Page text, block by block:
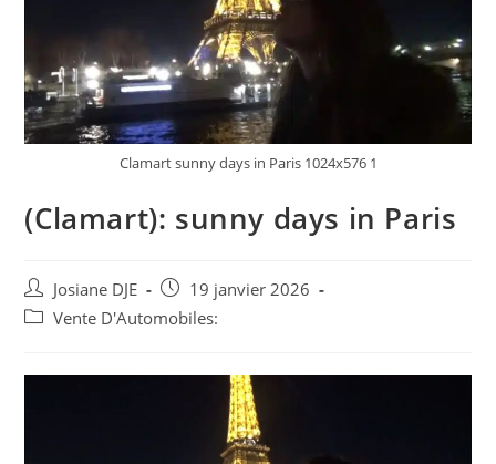
Clamart sunny days in Paris 1024x576 1
(Clamart): sunny days in Paris
Auteur/autrice
de
Josiane DJE
Post
published:
19 janvier 2026
PostVente D'Automobiles: